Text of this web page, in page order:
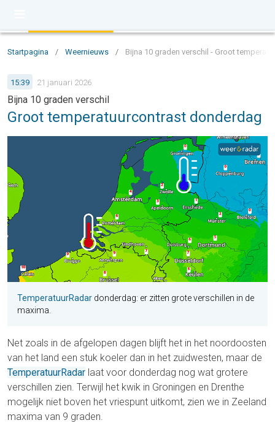
Startpagina / Weernieuws / Bijna 10 graden verschil - Groot
15:39 21 januari 2026
Bijna 10 graden verschil
Groot temperatuurcontrast donderdag
TemperatuurRadar donderdag: er zitten grote verschillen in de
maxima.
Net zoals in de afgelopen dagen blijft het in het noordoosten
van het land een stuk koeler dan in het zuidwesten, maar de
TemperatuurRadar laat voor donderdag nog wat grotere
verschillen zien. Terwijl het kwik in Groningen en Drenthe
mogelijk niet boven het vriespunt uitkomt, zien we in Zeeland
maxima van 9 graden.